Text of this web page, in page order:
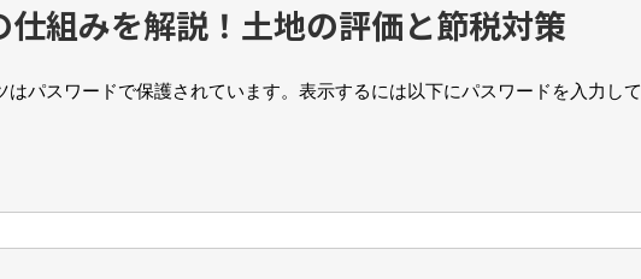
仕組みを解説！土地の評価と節税対策
はパスワードで保護されています。表示するには以下にパスワードを入力して